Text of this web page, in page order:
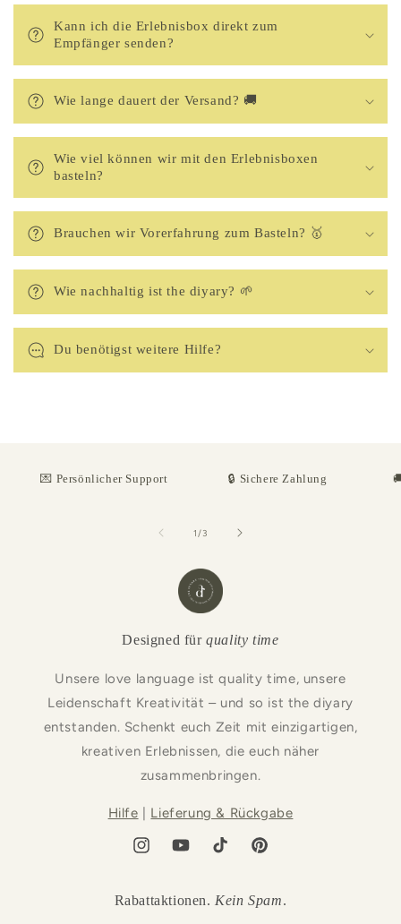
Kann ich die Erlebnisbox direkt zum
Empfänger senden?
Wie lange dauert der Versand? 🚚
Wie viel können wir mit den Erlebnisboxen
basteln?
Brauchen wir Vorerfahrung zum Basteln? 🥇
Wie nachhaltig ist the diyary? 🌱
Du benötigst weitere Hilfe?
💌 Persönlicher Support 🔒 Sichere Zahlung
1 /von
3
Designed fürquality time
Unsere love language ist quality time, unsere
Leidenschaft Kreativität – und so ist the diyary
entstanden. Schenkt euch Zeit mit einzigartigen,
kreativen Erlebnissen, die euch näher
zusammenbringen.
Hilfe Lieferung & Rückgabe
InstagramYouTubeTikTok Pinterest
Rabattaktionen. Kein Spam.